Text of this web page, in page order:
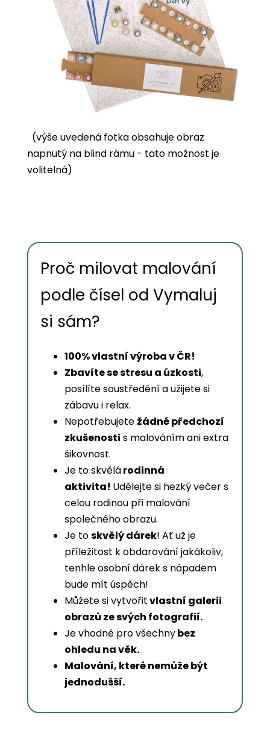
(výše uvedená fotka obsahuje obraz
napnutý na blind rámu - tato možnost je
volitelná)
Proč milovat malování
podle čísel od Vymaluj
si sám?
100% vlastní výroba v ČR!
Zbavíte se stresu a úzkosti,
posílíte soustředění a užijete si
zábavu i relax.
Nepotřebujete žádné předchozí
zkušenosti s malováním ani extra
šikovnost.
Je to skvělárodinná
aktivita! Udělejte si hezký večer s
celou rodinou při malování
společného obrazu.
Je toskvělý dárek! Ať už je
příležitost k obdarování jakákoliv,
tenhle osobní dárek s nápadem
bude mít úspěch!
Můžete si vytvořitvlastní galerii
obrazů ze svých fotografií.
Je vhodné pro všechnybez
ohledu na věk.
Malování, které nemůže být
jednodušší.